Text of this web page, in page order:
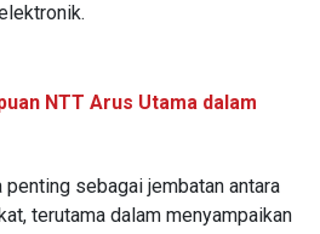
NTT Arus Utama dalam
penting sebagai jembatan antara
terutama dalam menyampaikan